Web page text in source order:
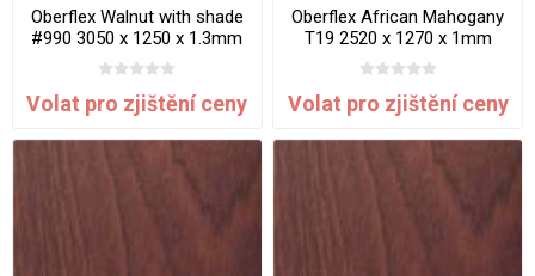
Oberflex Walnut with shade
#990 3050 x 1250 x 1.3mm
Satin Sawn Effect
Volat pro zjištění ceny
Oberflex African Mahogany
T19 2520 x 1270 x 1mm
Matte
Volat pro zjištění ceny